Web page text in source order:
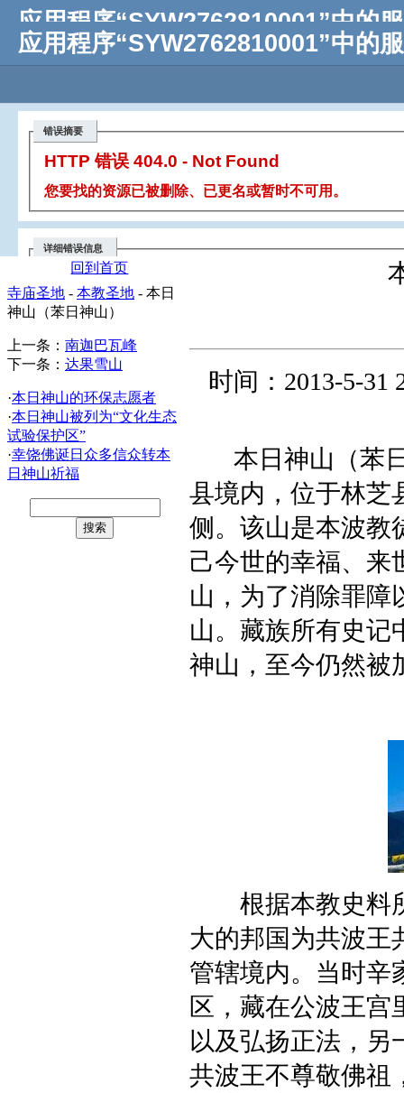
回到首页
寺庙圣地 - 本教圣地 - 本日
神山（苯日神山）
上一条： 南迦巴瓦峰
下一条： 达果雪山
·本日神山的环保志愿者
·本日神山被列为“文化生态
试验保护区”
·幸饶佛诞日众多信众转本
日神山祈福
时间：2013-5-
本日神山（苯日
县境内，位于林芝
侧。该山是本波教
己今世的幸福、来
山，为了消除罪障
山。藏族所有史记
神山，至今仍然被
根据本教史料所
大的邦国为共波王
管辖境内。当时辛
区，藏在公波王宫
以及弘扬正法，另
共波王不尊敬佛祖